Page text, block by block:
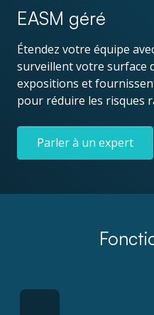
EASM géré
Étendez votre équipe
surveillent votre surface
expositions et
pour réduire les risques
Parler à un expert